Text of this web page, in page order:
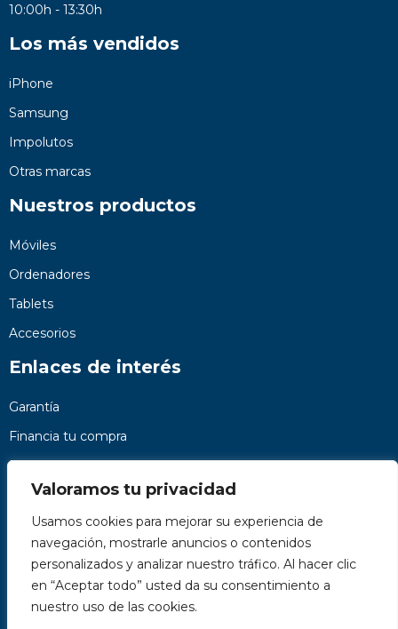
Valoramos tu privacidad
Usamos cookies para mejorar su experiencia de
navegación, mostrarle anuncios o contenidos
personalizados y analizar nuestro tráfico. Al hacer clic
en “Aceptar todo” usted da su consentimiento a
nuestro uso de las cookies.
10:00h - 13:30h
Los más vendidos
iPhone
Samsung
Impolutos
Otras marcas
Nuestros productos
Móviles
Ordenadores
Tablets
Accesorios
Enlaces de interés
Garantía
Financia tu compra
Preguntas frecuentes
Nosotros
Contacto
Páginas legales
Kit Digital